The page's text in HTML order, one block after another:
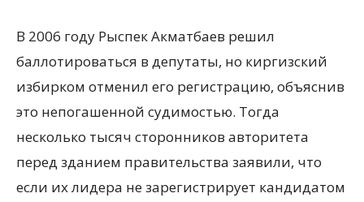
В 2006 году Рыспек Акматбаев решил
баллотироваться в депутаты, но киргизский
избирком отменил его регистрацию, объяснив
это непогашенной судимостью. Тогда
несколько тысяч сторонников авторитета
перед зданием правительства заявили, что
если их лидера не зарегистрирует кандидатом